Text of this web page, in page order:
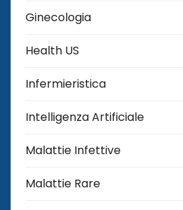
Ginecologia
Health US
Infermieristica
Intelligenza Artificiale
Malattie Infettive
Malattie Rare